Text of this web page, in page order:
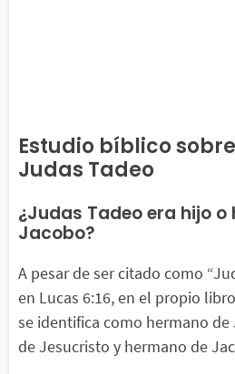
Estudio bíblico
Judas Tadeo
¿Judas Tadeo era hijo o
Jacobo?
A pesar de ser citado como
en Lucas 6:16, en el propio
se identifica como hermano de
de Jesucristo y hermano de